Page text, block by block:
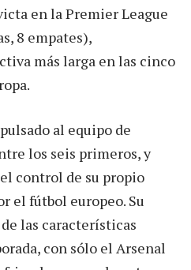
en la Premier League
8 empates),
más larga en las cinco
al equipo de
los seis primeros, y
control de su propio
el fútbol europeo. Su
las características
con sólo el Arsenal